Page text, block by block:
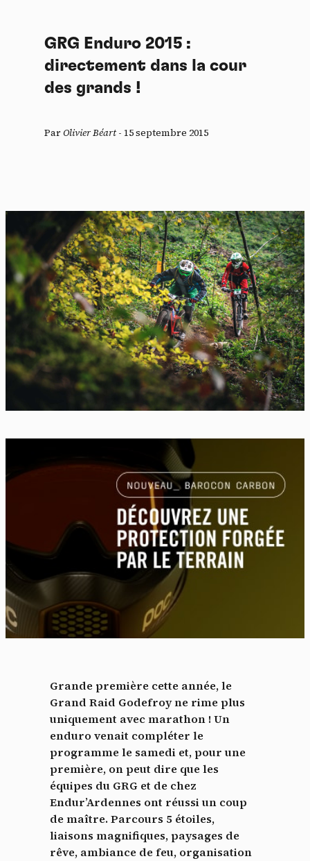
GRG Enduro 2015 :
directement dans la cour
des grands !
ParOlivier Béart- 15 septembre 2015
Grande première cette année, le
Grand Raid Godefroy ne rime plus
uniquement avec marathon ! Un
enduro venait compléter le
programme le samedi et, pour une
première, on peut dire que les
équipes du GRG et de chez
Endur’Ardennes ont réussi un coup
de maître. Parcours 5 étoiles,
liaisons magnifiques, paysages de
rêve, ambiance de feu, organisation